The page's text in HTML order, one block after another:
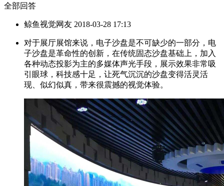
全部回答
鲸鱼视觉网友 2018-03-28 17:13
对于展厅展馆来说，电子沙盘是不可缺少的一部分，电
子沙盘是革命性的创新，在传统固态沙盘基础上，加入
各种动态投影为主的多媒体声光手段，展示效果非常吸
引眼球，科技感十足，让死气沉沉的沙盘变得活灵活
现、似幻似真，带来很震撼的视觉体验。